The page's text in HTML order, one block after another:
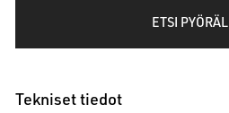
ETSI
Tekniset tiedot